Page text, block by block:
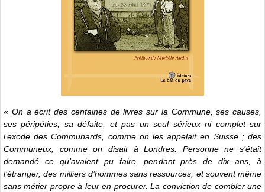
« On a écrit des centaines de livres sur la Commune, ses causes,
ses péripéties, sa défaite, et pas un seul sérieux ni complet sur
l’exode des Communards, comme on les appelait en Suisse ; des
Communeux, comme on disait à Londres. Personne ne s’était
demandé ce qu’avaient pu faire, pendant près de dix ans, à
l’étranger, des milliers d’hommes sans ressources, et souvent même
sans métier propre à leur en procurer. La conviction de combler une